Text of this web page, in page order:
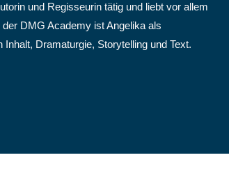
und Regisseurin tätig und liebt vor allem
DMG Academy ist Angelika als
Dramaturgie, Storytelling und Text.